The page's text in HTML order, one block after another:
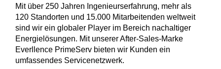
Mit über 250 Jahren Ingenieurserfahrung, mehr als
120 Standorten und 15.000 Mitarbeitenden weltweit
sind wir ein globaler Player im Bereich nachaltiger
Energielösungen. Mit unserer After-Sales-Marke
Everllence PrimeServ bieten wir Kunden ein
umfassendes Servicenetzwerk.